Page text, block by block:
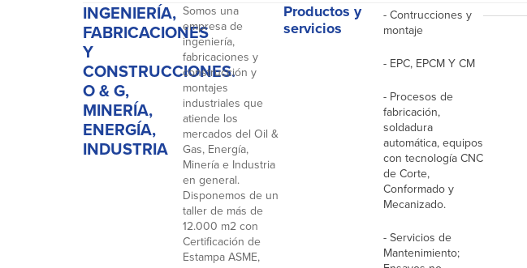
INGENIERÍA,
FABRICACIONES
Y
CONSTRUCCIONES.
O & G,
MINERÍA,
ENERGÍA,
INDUSTRIA
Somos una
empresa de
ingeniería,
fabricaciones y
construcción y
montajes
industriales que
atiende los
mercados del Oil &
Gas, Energía,
Minería e Industria
en general.
Disponemos de un
taller de más de
12.000 m2 con
Certificación de
Estampa ASME,
Productos y
servicios
- Contrucciones y
montaje
- EPC, EPCM Y CM
- Procesos de
fabricación,
soldadura
automática, equipos
con tecnología CNC
de Corte,
Conformado y
Mecanizado.
- Servicios de
Mantenimiento;